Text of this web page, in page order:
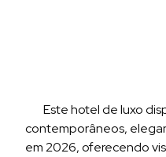
Este hotel de luxo
contemporâneos,
em 2026, oferecendo